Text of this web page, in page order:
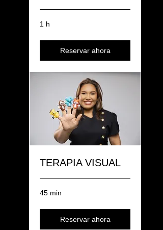
1 h
Reservar ahora
TERAPIA VISUAL
45 min
Reservar ahora